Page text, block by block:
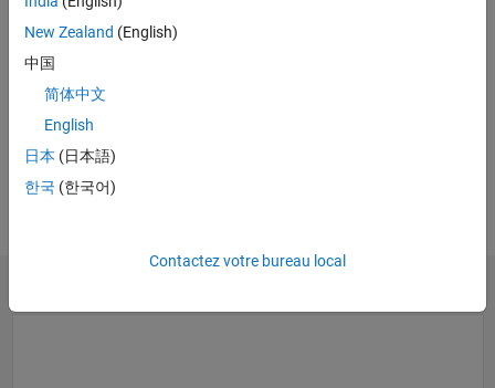
New Zealand (English)
中国
简体中文
English
日本 (日本語)
한국 (한국어)
Contactez votre bureau local